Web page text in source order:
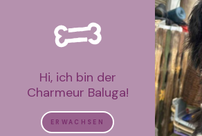
Hi, ich bin der
Charmeur Baluga!
ERWACHSEN